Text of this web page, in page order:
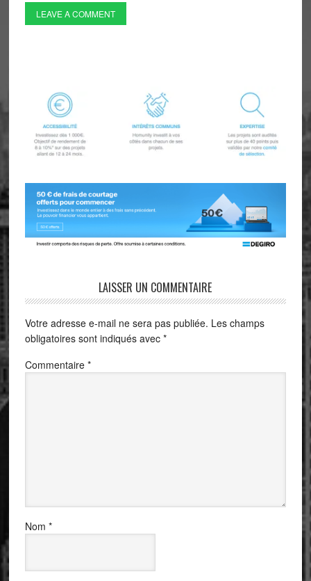
LEAVE A COMMENT
LAISSER UN COMMENTAIRE
Votre adresse e-mail ne sera pas publiée. Les champs
obligatoires sont indiqués avec *
Commentaire *
Nom *